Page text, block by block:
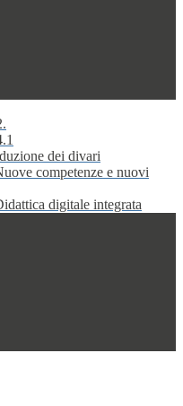
dei divari
competenze e nuovi
digitale integrata